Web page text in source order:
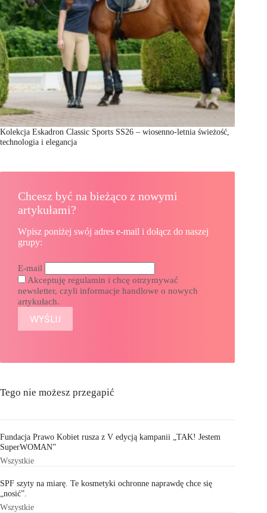
Kolekcja Eskadron Classic Sports SS26 – wiosenno-letnia świeżość,
technologia i elegancja
Chcesz być na bieżąco z nowymi
artykułami?
Wpisz poniżej swój adres e-mail i dołącz do naszej
grupy:
E-mail
Akceptuję regulamin i chcę otrzymywać
newsletter, czyli informacje handlowe o nowych
artykułach.
Tego nie możesz przegapić
Fundacja Prawo Kobiet rusza z V edycją kampanii „TAK! Jestem
SuperWOMAN”
Wszystkie
SPF szyty na miarę. Te kosmetyki ochronne naprawdę chce się
„nosić”.
Wszystkie